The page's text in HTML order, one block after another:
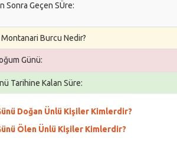
Sonra Geçen SÜre:
Burcu Nedir?
Günü:
Tarihine Kalan Süre:
Doğan Ünlü Kişiler Kimlerdir?
Ölen Ünlü Kişiler Kimlerdir?